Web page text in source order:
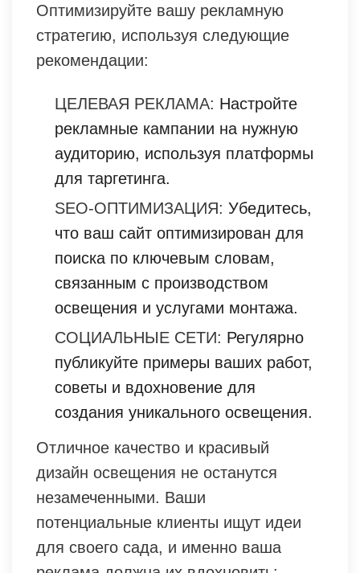
Оптимизируйте вашу рекламную
стратегию, используя следующие
рекомендации:
ЦЕЛЕВАЯ РЕКЛАМА: Настройте
рекламные кампании на нужную
аудиторию, используя платформы
для таргетинга.
SEO-ОПТИМИЗАЦИЯ: Убедитесь,
что ваш сайт оптимизирован для
поиска по ключевым словам,
связанным с производством
освещения и услугами монтажа.
СОЦИАЛЬНЫЕ СЕТИ: Регулярно
публикуйте примеры ваших работ,
советы и вдохновение для
создания уникального освещения.
Отличное качество и красивый
дизайн освещения не останутся
незамеченными. Ваши
потенциальные клиенты ищут идеи
для своего сада, и именно ваша